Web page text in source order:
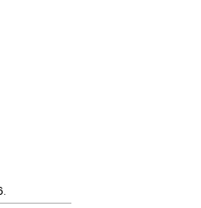
készülnek. Az akril
mint az üveg, ezáltal
, és funkcionális
A virágmotívumok a
megálmodott és